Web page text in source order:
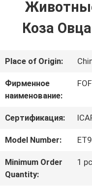
ПРОВЕРКА
КАЧЕСТВА
Коза
Place of Origin:
Фирменное
наименование:
Сертификация:
Model Number:
Minimum Order
Quantity:
1 pc